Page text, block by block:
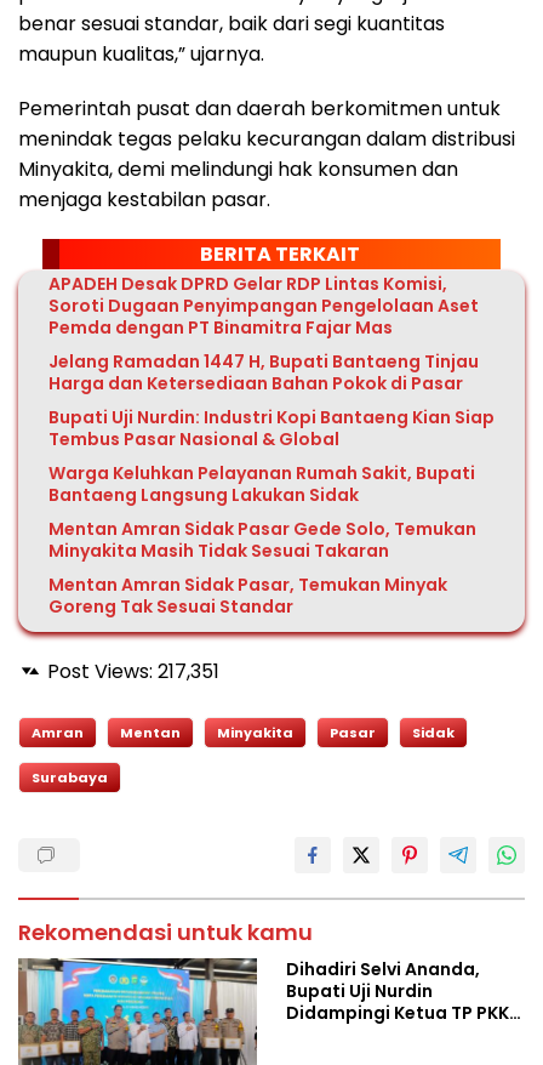
benar sesuai standar, baik dari segi kuantitas
maupun kualitas,” ujarnya.
Pemerintah pusat dan daerah berkomitmen untuk
menindak tegas pelaku kecurangan dalam distribusi
Minyakita, demi melindungi hak konsumen dan
menjaga kestabilan pasar.
BERITA TERKAIT
APADEH Desak DPRD Gelar RDP Lintas Komisi,
Soroti Dugaan Penyimpangan Pengelolaan Aset
Pemda dengan PT Binamitra Fajar Mas
Jelang Ramadan 1447 H, Bupati Bantaeng Tinjau
Harga dan Ketersediaan Bahan Pokok di Pasar
Bupati Uji Nurdin: Industri Kopi Bantaeng Kian Siap
Tembus Pasar Nasional & Global
Warga Keluhkan Pelayanan Rumah Sakit, Bupati
Bantaeng Langsung Lakukan Sidak
Mentan Amran Sidak Pasar Gede Solo, Temukan
Minyakita Masih Tidak Sesuai Takaran
Mentan Amran Sidak Pasar, Temukan Minyak
Goreng Tak Sesuai Standar
Post Views: 217,351
Amran Mentan Minyakita Pasar Sidak
Surabaya
Rekomendasi untuk kamu
Dihadiri Selvi Ananda,
Bupati Uji Nurdin
Didampingi Ketua TP PKK